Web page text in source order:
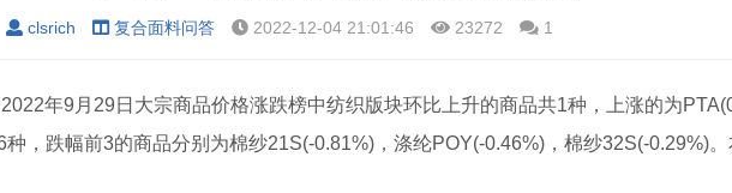
clsrich 复合面料问答 2022-12-04 21:01:46 23272 1
年9月29日大宗商品价格涨跌榜中纺织版块环比上升的商品共1种，上涨的为
，跌幅前3的商品分别为棉纱21S(-0.81%)，涤纶POY(-0.46%)，棉纱32S(-0.29%)。